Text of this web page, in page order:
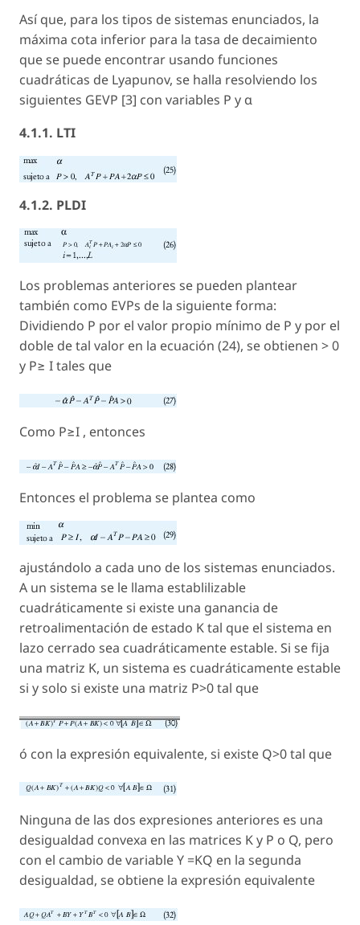
Así que, para los tipos de sistemas enunciados, la
máxima cota inferior para la tasa de decaimiento
que se puede encontrar usando funciones
cuadráticas de Lyapunov, se halla resolviendo los
siguientes GEVP [3] con variables P y α
4.1.1. LTI
4.1.2. PLDI
Los problemas anteriores se pueden plantear
también como EVPs de la siguiente forma:
Dividiendo P por el valor propio mínimo de P y por el
doble de tal valor en la ecuación (24), se obtienen > 0
y P≥ I tales que
Como P≥I , entonces
Entonces el problema se plantea como
ajustándolo a cada uno de los sistemas enunciados.
A un sistema se le llama establilizable
cuadráticamente si existe una ganancia de
retroalimentación de estado K tal que el sistema en
lazo cerrado sea cuadráticamente estable. Si se fija
una matriz K, un sistema es cuadráticamente estable
si y solo si existe una matriz P>0 tal que
ó con la expresión equivalente, si existe Q>0 tal que
Ninguna de las dos expresiones anteriores es una
desigualdad convexa en las matrices K y P o Q, pero
con el cambio de variable Y =KQ en la segunda
desigualdad, se obtiene la expresión equivalente